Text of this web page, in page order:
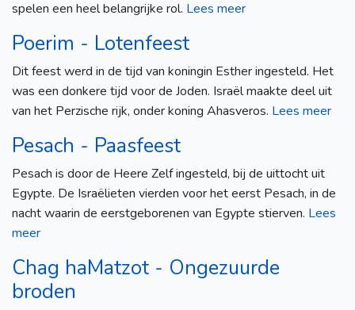
spelen een heel belangrijke rol. Lees meer
Poerim - Lotenfeest
Dit feest werd in de tijd van koningin Esther ingesteld. Het
was een donkere tijd voor de Joden. Israël maakte deel uit
van het Perzische rijk, onder koning Ahasveros. Lees meer
Pesach - Paasfeest
Pesach is door de Heere Zelf ingesteld, bij de uittocht uit
Egypte. De Israëlieten vierden voor het eerst Pesach, in de
nacht waarin de eerstgeborenen van Egypte stierven. Lees
meer
Chag haMatzot - Ongezuurde
broden